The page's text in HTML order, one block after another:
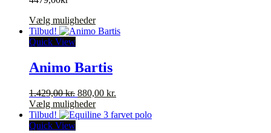
Vælg mulighederDette
vare
varianter.
Mulighederne
vælges
på
varesiden
Tilbud!
Quick View
Animo Bartis
1.429,00kr. Den
oprindelige
pris
880,00 kr.
pris
Vælg mulighederDette
vare
Tilbud!
Quick View